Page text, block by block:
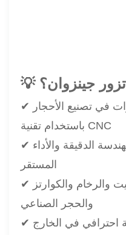
تزور جينزوان؟
✔ خبرة تزيد عن 10 سنوات في تصنيع الأحجار
باستخدام تقنية CNC
✔ التركيز على الابتكار والهندسة الدقيقة والأداء
المستقر
✔ حلول مخصصة للجرانيت والرخام والكوارتز
والحجر الصناعي
احترافي في الخارج